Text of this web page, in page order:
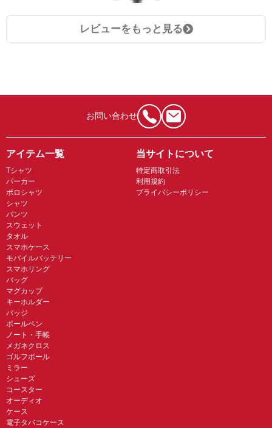
レビューをもっと見る
お問い合わせ
アイテム一覧
Tシャツ
パーカー
ポロシャツ
シャツ
パンツ
スウェット
タオル
スマホケース
モバイルバッテリー
スマホリング
バッグ
マグカップ
キーホルダー
バッジ
ボールペン
ノート・手帳
メガネクロス
ゴルフボール
ミラー
シューズ
コースター
オーディオ
ケース
電子タバコケース
当サイトについて
特定商取引法
利用規約
プライバシーポリシー